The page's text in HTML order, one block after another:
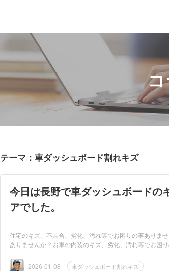
テーマ：車ダッシュボード割れキズ
今日は長野で車ダッシュボードの
アでした。
住宅のキズ、不具合、劣化、汚れ等でお困りの事ありま
ありませんか？お車の内装のキズ、劣化、汚れ等でお困
2026-01-08
車ダッシュボード割れキズ